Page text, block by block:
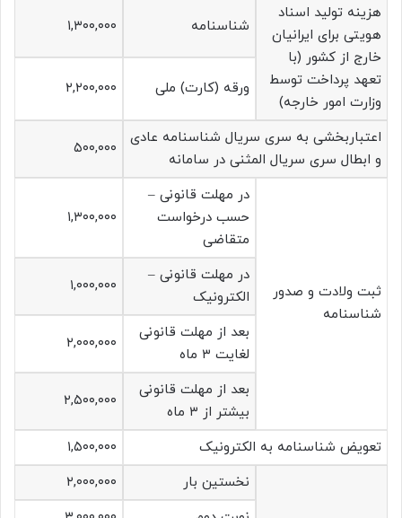
هزینه تولید اسناد
هویتی برای ایرانیان
خارج از کشور (با
تعهد پرداخت توسط
وزارت امور خارجه)
شناسنامه ۱,۳۰۰,۰۰۰
ورقه (کارت) ملی ۲,۲۰۰,۰۰۰
اعتباربخشی به سری سریال شناسنامه عادی
و ابطال سری سریال المثنی در سامانه
۵۰۰,۰۰۰
ثبت ولادت و صدور
شناسنامه
در مهلت قانونی –
حسب درخواست
متقاضی
۱,۳۰۰,۰۰۰
در مهلت قانونی –
الکترونیک
۱,۰۰۰,۰۰۰
بعد از مهلت قانونی
لغایت ۳ ماه
۲,۰۰۰,۰۰۰
بعد از مهلت قانونی
بیشتر از ۳ ماه
۲,۵۰۰,۰۰۰
تعویض شناسنامه به الکترونیک
۱,۵۰۰,۰۰۰
نخستین بار
۲,۰۰۰,۰۰۰